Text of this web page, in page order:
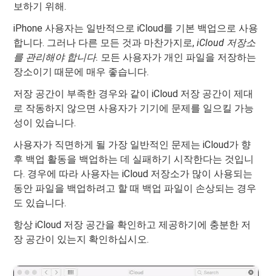
보하기 위해.
iPhone 사용자는 일반적으로 iCloud를 기본 백업으로 사용
합니다. 그러나 다른 모든 것과 마찬가지로,iCloud 저장소
를 관리해야 합니다. 모든 사용자가 개인 파일을 저장하는
장소이기 때문에 매우 좋습니다.
저장 공간이 부족한 경우와 같이 iCloud 저장 공간이 제대
로 작동하지 않으면 사용자가 기기에 문제를 일으킬 가능
성이 있습니다.
사용자가 직면하게 될 가장 일반적인 문제는 iCloud가 향
후 백업 활동을 백업하는 데 실패하기 시작한다는 것입니
다. 경우에 따라 사용자는 iCloud 저장소가 많이 사용되는
동안 파일을 백업하려고 할 때 백업 파일이 손상되는 경우
도 있습니다.
항상 iCloud 저장 공간을 확인하고 제공하기에 충분한 저
장 공간이 있는지 확인하십시오.